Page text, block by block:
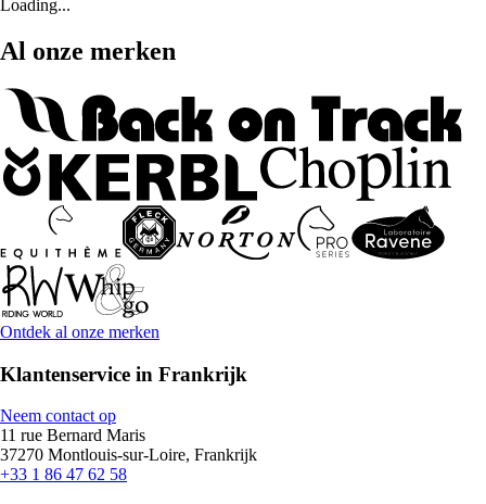
Loading...
Al onze merken
Ontdek al onze merken
Klantenservice in Frankrijk
Neem contact op
11 rue Bernard Maris
37270 Montlouis-sur-Loire, Frankrijk
+33 1 86 47 62 58